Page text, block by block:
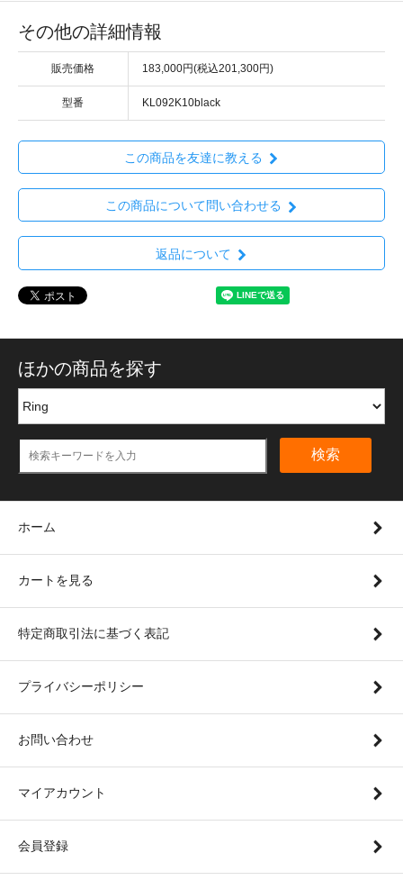
その他の詳細情報
販売価格 183,000円(税込201,300円)
型番 KL092K10black
この商品を友達に教える
この商品について問い合わせる
返品について
ほかの商品を探す
検索
ホーム
カートを見る
特定商取引法に基づく表記
プライバシーポリシー
お問い合わせ
マイアカウント
会員登録